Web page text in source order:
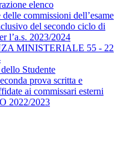
elenco
commissioni dell’esame
del secondo ciclo di
l’a.s. 2023/2024
MINISTERIALE 55 - 22
Studente
prova scritta e
ai commissari esterni
2022/2023